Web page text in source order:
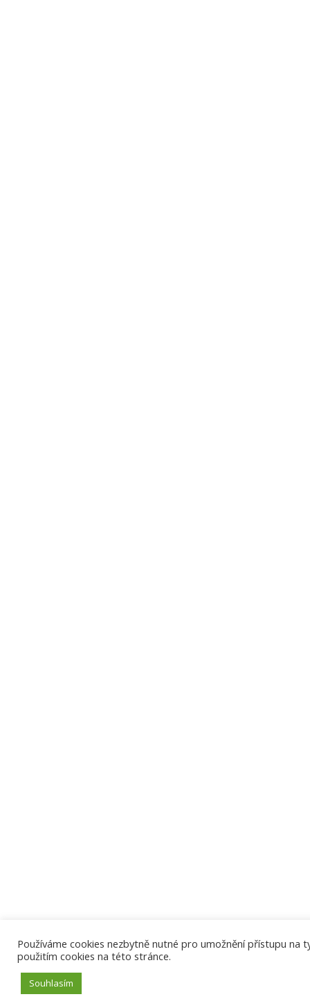
Používáme cookies nezbytně nutné pro umožnění přístupu na
použitím cookies na této stránce.
Souhlasím